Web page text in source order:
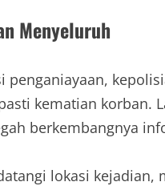
Menyeluruh
penganiayaan,
kematian korban.
berkembangnya
lokasi kejadian,